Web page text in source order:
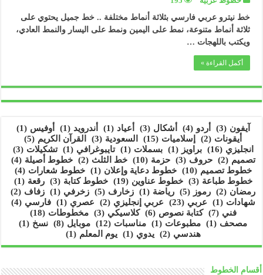
خط نيترو عربي فارسي بثلاثة أنماط مختلفة .. خط جميل يحتوي على
ثلاثة أنماط متنوعة، نمط على اليمين ونمط على اليسار والنمط العادي،
ويكتب باللهجات …
أكمل القراءة »
آيفون (3) أردو (4) أشكال (3) أعياد (1) أندرويد (1) أوفيس (1)
أيقونات (2) إسلاميات (15) السعودية (3) القرآن الكريم (5)
انجليزي (16) براويز (1) بسملات (1) تايبوغرافي (1) تشكيلات (3)
تصميم (2) حروف (3) حزمة (10) خط الثلث (2) خطوط أصيلة (4)
خطوط تصميم (10) خطوط دعاية وإعلان (1) خطوط شعارات (4)
خطوط طباعة (3) خطوط عناوين (19) خطوط كتابة (3) رقعة (1)
رمضان (2) رموز (5) رياضة (1) زخارف (5) زخرفي (1) زفاف (2)
شهادات (1) عربي (23) عربي إنجليزي (2) عصري (1) فارسي (4)
فني (7) كتابة نصوص (6) كلاسيكي (3) مخطوطات (18)
مصحف (1) مطبوعات (1) مناسبات (12) موبايل (8) نسخ (1)
هندسي (2) يدوي (1) يوم المعلم (1)
أقسام الخطوط